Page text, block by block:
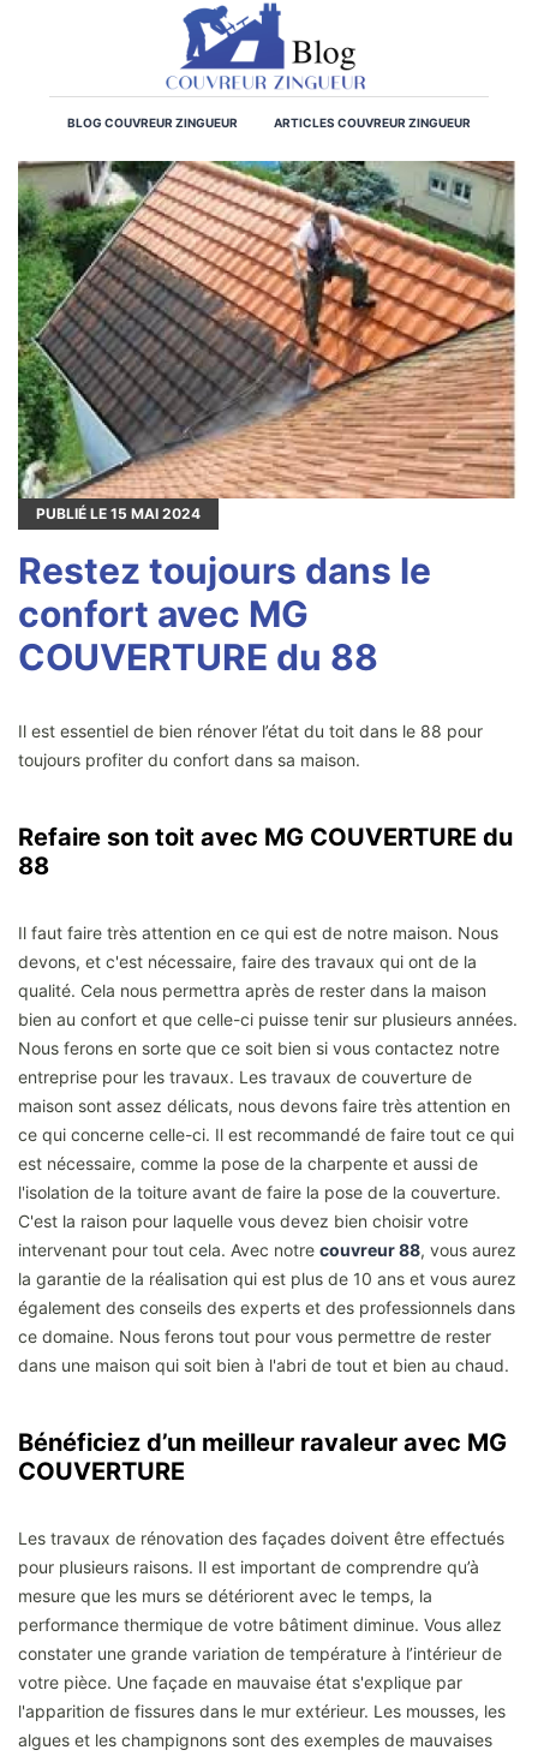
BLOG COUVREUR ZINGUEUR ARTICLES COUVREUR ZINGUEUR
PUBLIÉ LE 15 MAI 2024
Restez toujours dans le
confort avec MG
COUVERTURE du 88
Il est essentiel de bien rénover l’état du toit dans le 88 pour
toujours profiter du confort dans sa maison.
Refaire son toit avec MG COUVERTURE du
88
Il faut faire très attention en ce qui est de notre maison. Nous
devons, et c'est nécessaire, faire des travaux qui ont de la
qualité. Cela nous permettra après de rester dans la maison
bien au confort et que celle-ci puisse tenir sur plusieurs années.
Nous ferons en sorte que ce soit bien si vous contactez notre
entreprise pour les travaux. Les travaux de couverture de
maison sont assez délicats, nous devons faire très attention en
ce qui concerne celle-ci. Il est recommandé de faire tout ce qui
est nécessaire, comme la pose de la charpente et aussi de
l'isolation de la toiture avant de faire la pose de la couverture.
C'est la raison pour laquelle vous devez bien choisir votre
intervenant pour tout cela. Avec notre couvreur 88, vous aurez
la garantie de la réalisation qui est plus de 10 ans et vous aurez
également des conseils des experts et des professionnels dans
ce domaine. Nous ferons tout pour vous permettre de rester
dans une maison qui soit bien à l'abri de tout et bien au chaud.
Bénéficiez d’un meilleur ravaleur avec MG
COUVERTURE
Les travaux de rénovation des façades doivent être effectués
pour plusieurs raisons. Il est important de comprendre qu’à
mesure que les murs se détériorent avec le temps, la
performance thermique de votre bâtiment diminue. Vous allez
constater une grande variation de température à l’intérieur de
votre pièce. Une façade en mauvaise état s'explique par
l'apparition de fissures dans le mur extérieur. Les mousses, les
algues et les champignons sont des exemples de mauvaises